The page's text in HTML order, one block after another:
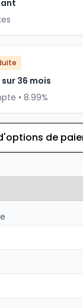
36 mois
• 8.99%
24 mois
• 8.99%
de